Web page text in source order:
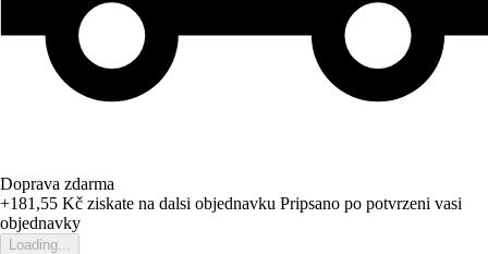
Doprava zdarma
+181,55 Kč ziskate na dalsi objednavku Pripsano po potvrzeni vasi
objednavky
Loading...